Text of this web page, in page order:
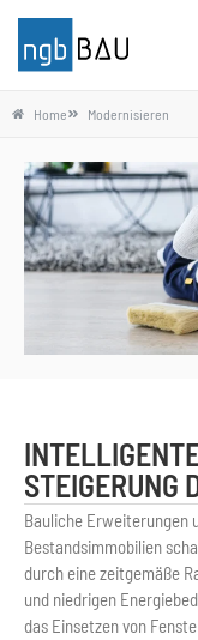
Home Modernisieren
INTELLIGENTE
TEIGERUNG
Bauliche Erweiterungen
Bestandsimmobilien
durch eine zeitgemäße
und niedrigen
das Einsetzen von